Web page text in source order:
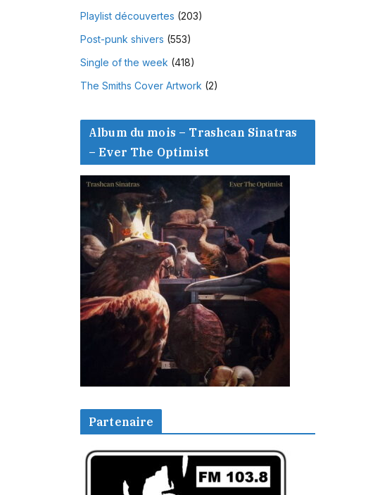
Playlist découvertes (203)
Post-punk shivers (553)
Single of the week (418)
The Smiths Cover Artwork (2)
Album du mois – Trashcan Sinatras
– Ever The Optimist
Partenaire